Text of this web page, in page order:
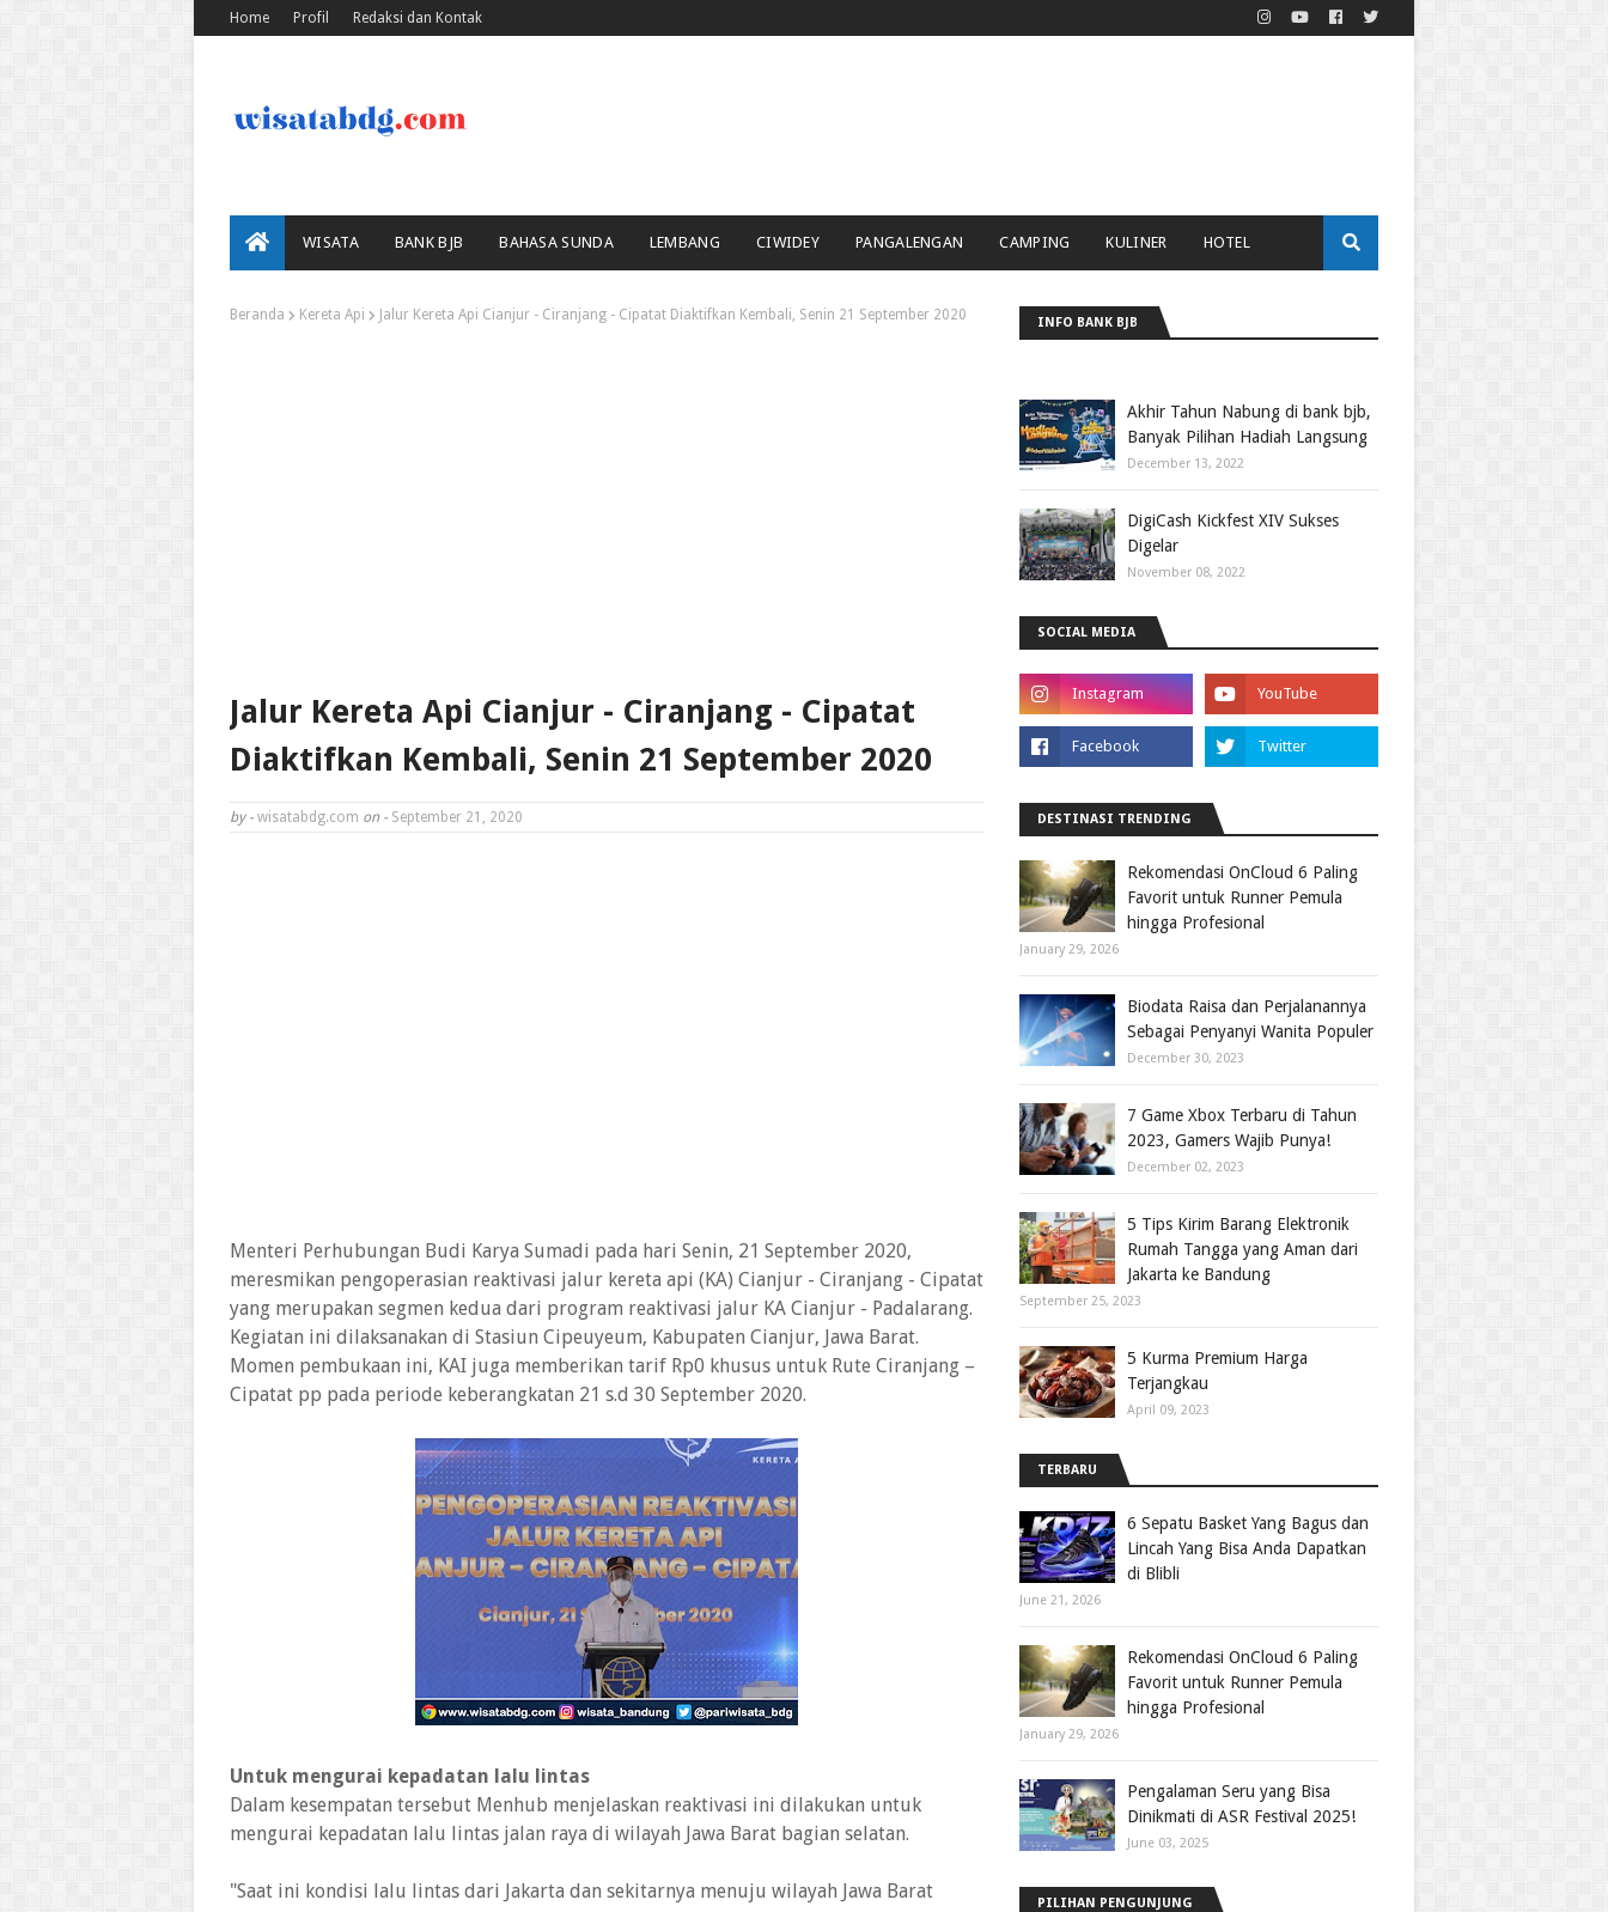
Home Profil Redaksi dan Kontak
WISATA BANK BJB BAHASA SUNDA LEMBANG CIWIDEY PANGALENGAN CAMPING KULINER HOTEL
Beranda Kereta Api Jalur Kereta Api Cianjur - Ciranjang - Cipatat Diaktifkan Kembali, Senin 21 September 2020
Jalur Kereta Api Cianjur - Ciranjang - Cipatat
Diaktifkan Kembali, Senin 21 September 2020
by - wisatabdg.com on - September 21, 2020
Menteri Perhubungan Budi Karya Sumadi pada hari Senin, 21 September 2020,
meresmikan pengoperasian reaktivasi jalur kereta api (KA) Cianjur - Ciranjang - Cipatat
yang merupakan segmen kedua dari program reaktivasi jalur KA Cianjur - Padalarang.
Kegiatan ini dilaksanakan di Stasiun Cipeuyeum, Kabupaten Cianjur, Jawa Barat.
Momen pembukaan ini, KAI juga memberikan tarif Rp0 khusus untuk Rute Ciranjang –
Cipatat pp pada periode keberangkatan 21 s.d 30 September 2020.
Untuk mengurai kepadatan lalu lintas
Dalam kesempatan tersebut Menhub menjelaskan reaktivasi ini dilakukan untuk
mengurai kepadatan lalu lintas jalan raya di wilayah Jawa Barat bagian selatan.
"Saat ini kondisi lalu lintas dari Jakarta dan sekitarnya menuju wilayah Jawa Barat
INFO BANK BJB
Akhir Tahun Nabung di bank bjb,
Banyak Pilihan Hadiah Langsung
December 13, 2022
DigiCash Kickfest XIV Sukses
Digelar
November 08, 2022
SOCIAL MEDIA
DESTINASI TRENDING
Rekomendasi OnCloud 6 Paling
Favorit untuk Runner Pemula
hingga Profesional
January 29, 2026
Biodata Raisa dan Perjalanannya
Sebagai Penyanyi Wanita Populer
December 30, 2023
7 Game Xbox Terbaru di Tahun
2023, Gamers Wajib Punya!
December 02, 2023
5 Tips Kirim Barang Elektronik
Rumah Tangga yang Aman dari
Jakarta ke Bandung
September 25, 2023
5 Kurma Premium Harga
Terjangkau
April 09, 2023
TERBARU
6 Sepatu Basket Yang Bagus dan
Lincah Yang Bisa Anda Dapatkan
di Blibli
June 21, 2026
Rekomendasi OnCloud 6 Paling
Favorit untuk Runner Pemula
hingga Profesional
January 29, 2026
Pengalaman Seru yang Bisa
Dinikmati di ASR Festival 2025!
June 03, 2025
PILIHAN PENGUNJUNG